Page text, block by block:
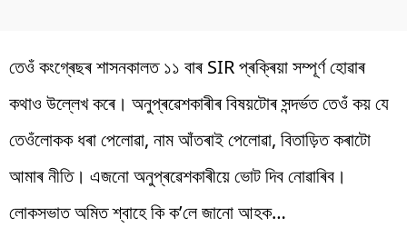
তেওঁ কংগ্ৰেছৰ শাসনকালত ১১ বাৰ SIR প্ৰক্ৰিয়া সম্পূৰ্ণ হোৱাৰ
কথাও উল্লেখ কৰে। অনুপ্ৰৱেশকাৰীৰ বিষয়টোৰ সন্দৰ্ভত তেওঁ কয় যে
তেওঁলোকক ধৰা পেলোৱা, নাম আঁতৰাই পেলোৱা, বিতাড়িত কৰাটো
আমাৰ নীতি। এজনো অনুপ্ৰৱেশকাৰীয়ে ভোট দিব নোৱাৰিব।
লোকসভাত অমিত শ্বাহে কি ক’লে জানো আহক…